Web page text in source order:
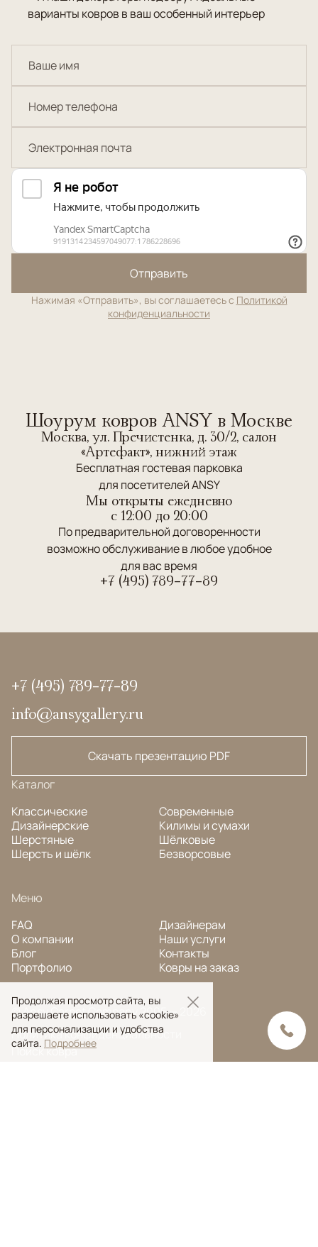
варианты ковров в ваш особенный интерьер
Отправить
Нажимая «Отправить», вы соглашаетесь с Политикой
конфиденциальности
Шоурум ковров ANSY в Москве
Москва, ул. Пречистенка, д. 30/2, салон
«Артефакт», нижний этаж
Бесплатная гостевая парковка
для посетителей ANSY
Мы открыты ежедневно
c 12:00 до 20:00
По предварительной договоренности
возможно обслуживание в любое удобное
для вас время
+7 (495) 789-77-89
+7 (495) 789-77-89
info@ansygallery.ru
Скачать презентацию PDF
Каталог
Классические
Дизайнерские
Шерстяные
Шерсть и шёлк
Современные
Килимы и сумахи
Шёлковые
Безворсовые
Меню
FAQ
О компании
Блог
Портфолио
Дизайнерам
Наши услуги
Контакты
Ковры на заказ
© Ansy Carpet Company 2005 — 2026
Политика конфиденциальности
Поиск ковра
Продолжая просмотр сайта, вы
разрешаете использовать «cookie»
для персонализации и удобства
сайта. Подробнее